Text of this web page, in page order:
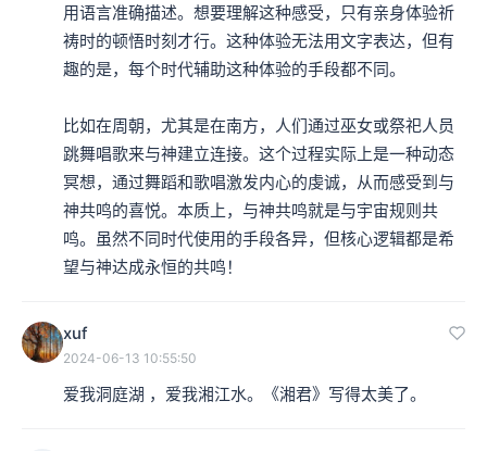
用语言准确描述。想要理解这种感受，只有亲身体验祈
祷时的顿悟时刻才行。这种体验无法用文字表达，但有
趣的是，每个时代辅助这种体验的手段都不同。
比如在周朝，尤其是在南方，人们通过巫女或祭祀人员
跳舞唱歌来与神建立连接。这个过程实际上是一种动态
冥想，通过舞蹈和歌唱激发内心的虔诚，从而感受到与
神共鸣的喜悦。本质上，与神共鸣就是与宇宙规则共
鸣。虽然不同时代使用的手段各异，但核心逻辑都是希
望与神达成永恒的共鸣！
xuf
2024-06-13 10:55:50
爱我洞庭湖 ，爱我湘江水。《湘君》写得太美了。